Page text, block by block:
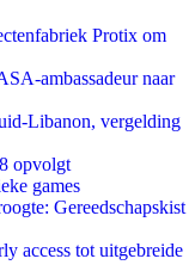
Protix om
ambassadeur naar
Libanon, vergelding
opvolgt
games
Gereedschapskist
access tot uitgebreide